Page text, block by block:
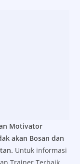
Motivator
akan Bosan dan
Untuk informasi